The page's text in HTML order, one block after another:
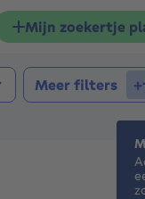
Mijn zoekertje
Meer filters